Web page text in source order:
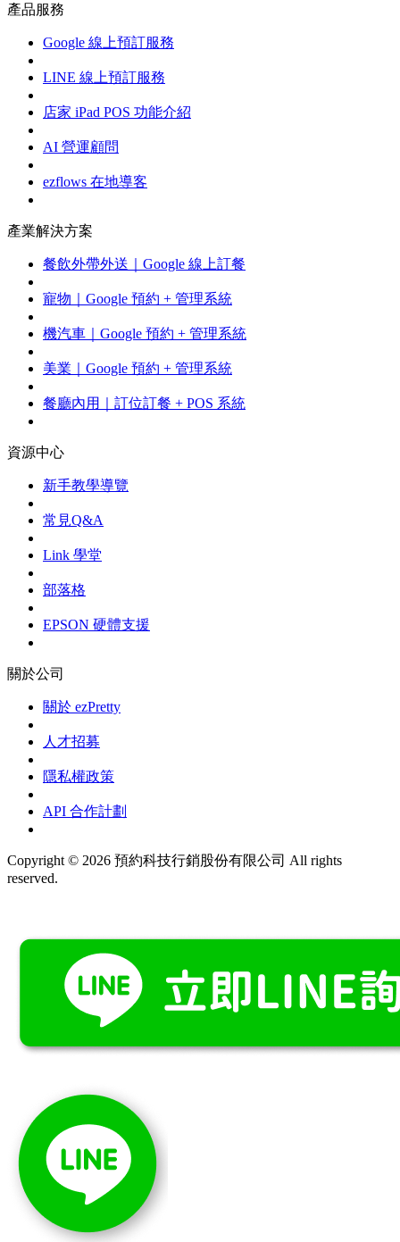
產品服務
Google 線上預訂服務
LINE 線上預訂服務
店家 iPad POS 功能介紹
AI 營運顧問
ezflows 在地導客
產業解決方案
餐飲外帶外送｜Google 線上訂餐
寵物｜Google 預約 + 管理系統
機汽車｜Google 預約 + 管理系統
美業｜Google 預約 + 管理系統
餐廳內用｜訂位訂餐 + POS 系統
資源中心
新手教學導覽
常見Q&A
Link 學堂
部落格
EPSON 硬體支援
關於公司
關於 ezPretty
人才招募
隱私權政策
API 合作計劃
Copyright © 2026 預約科技行銷股份有限公司 All rights
reserved.